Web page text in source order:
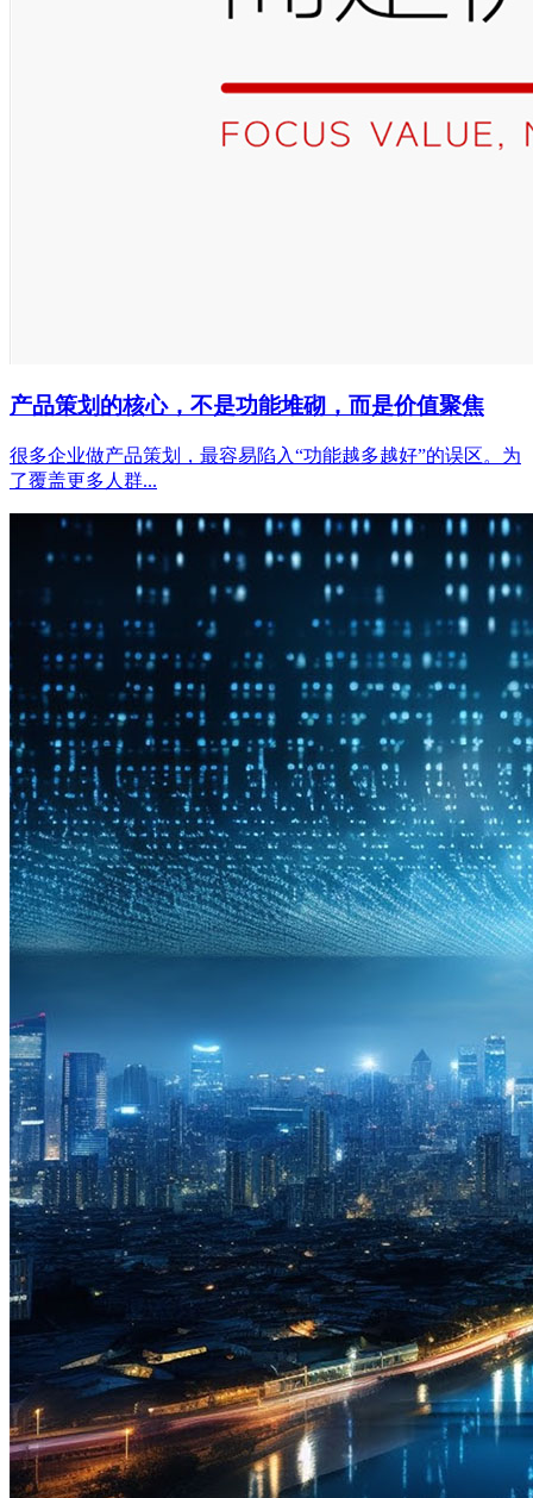
产品策划的核心，不是功能堆砌，而是价值聚焦
很多企业做产品策划，最容易陷入“功能越多越好”的误区。为
了覆盖更多人群...